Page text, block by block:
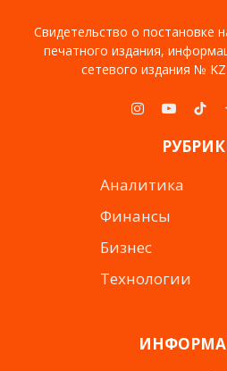
Свидетельство о постановке
печатного издания,
сетевого издания №
Instagram
YouTube
Аналитика
Финансы
Бизнес
Технологии